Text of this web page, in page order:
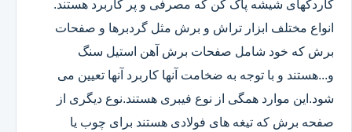
کاردکهای شیشه پاک کن که مصرفی و پر کاربرد هستند.
انواع مختلف ابزار تراش و برش مثل گردبرها و صفحات
برش که خود شامل صفحات برش آهن استیل سنگ
و...هستند و با توجه به ضخامت آنها کاربرد آنها تعیین می
شود.این موارد همگی از نوع فیبری هستند.نوع دیگری از
صفحه برش که تیغه های فولادی هستند برای چوب یا